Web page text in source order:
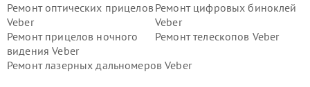
Ремонт оптических прицелов
Veber
Ремонт цифровых биноклей
Veber
Ремонт прицелов ночного
видения Veber
Ремонт телескопов Veber
Ремонт лазерных дальномеров Veber